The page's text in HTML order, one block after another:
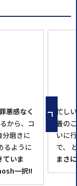
悪感なく
から、コ
分磨きに
るように
ていま
一択!!
忙し
養の
いに
で、
まさ